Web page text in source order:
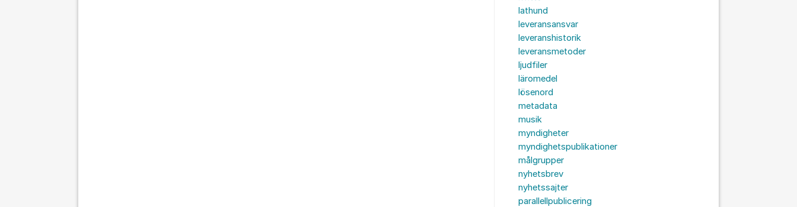
lathund
leveransansvar
leveranshistorik
leveransmetoder
ljudfiler
läromedel
lösenord
metadata
musik
myndigheter
myndighetspublikationer
målgrupper
nyhetsbrev
nyhetssajter
parallellpublicering